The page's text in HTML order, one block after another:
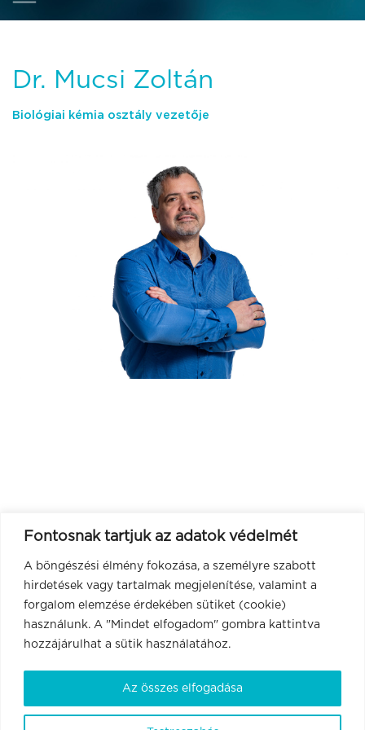
Fontosnak tartjuk az adatok védelmét
A böngészési élmény fokozása, a személyre szabott
hirdetések vagy tartalmak megjelenítése, valamint a
forgalom elemzése érdekében sütiket (cookie)
használunk. A "Mindet elfogadom" gombra kattintva
hozzájárulhat a sütik használatához.
Az összes elfogadása
Dr. Mucsi Zoltán
Biológiai kémia osztály vezetője